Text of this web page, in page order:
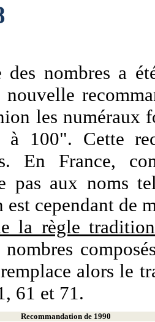
des nombres a
nouvelle
les numéraux
à 100". Cette
En France,
pas aux noms
est cependant de
la règle
nombres
alors le
61 et 71.
Recommandation de 1990